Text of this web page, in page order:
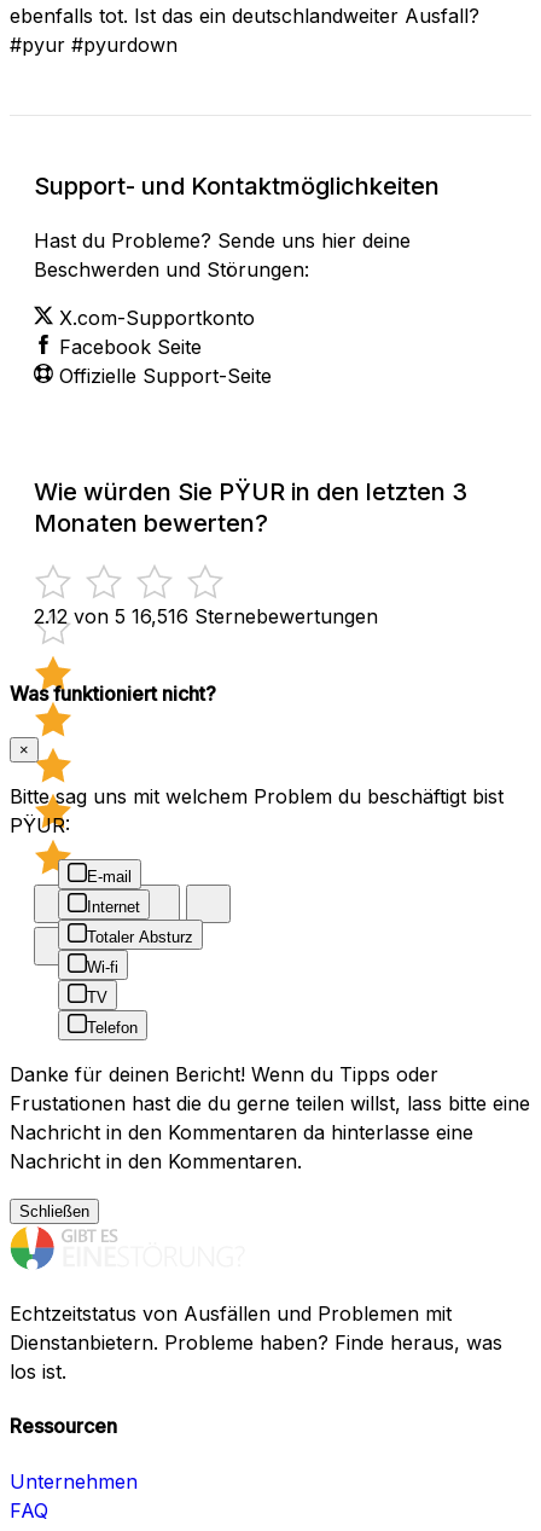
ebenfalls tot. Ist das ein deutschlandweiter Ausfall?
#pyur #pyurdown
Support- und Kontaktmöglichkeiten
Hast du Probleme? Sende uns hier deine
Beschwerden und Störungen:
X.com-Supportkonto
Facebook Seite
Offizielle Support-Seite
Wie würden Sie PŸUR in den letzten 3
Monaten bewerten?
2.12 von 5 16,516 Sternebewertungen
Was funktioniert nicht?
×
Bitte sag uns mit welchem Problem du beschäftigt bist
PŸUR:
E-mail
Internet
Totaler Absturz
Wi-fi
TV
Telefon
Danke für deinen Bericht! Wenn du Tipps oder
Frustationen hast die du gerne teilen willst, lass bitte eine
Nachricht in den Kommentaren da hinterlasse eine
Nachricht in den Kommentaren.
Schließen
Echtzeitstatus von Ausfällen und Problemen mit
Dienstanbietern. Probleme haben? Finde heraus, was
los ist.
Ressourcen
Unternehmen
FAQ